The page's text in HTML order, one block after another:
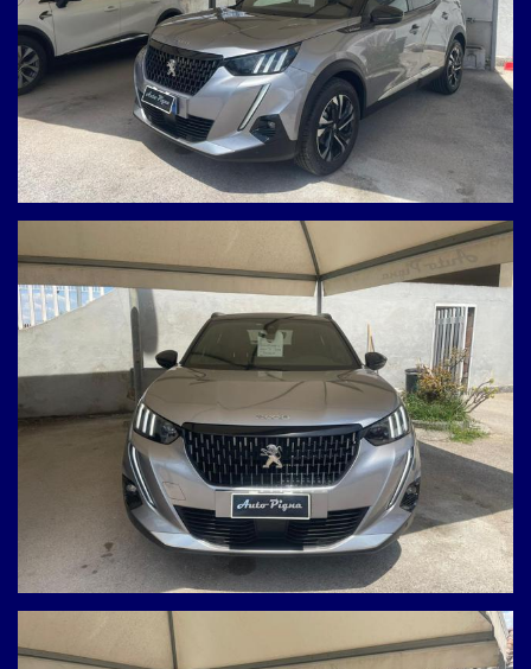
Telecamera posteriore
Luci d'ambiente
Veglia I-COCKPIT 3D
Fari FULL LED + luci diurne LED
Cerchi in lega
Alzacristalli elettrici anteriori e posteriori
Revisione valida fino a 02/2028
12 mesi di garanzia inclusi
Auto pronta all’uso – nessun lavoro da fare!
Visibile presso la nostra sede – possibilità di prova su strada
immediata
Uscita Asse Mediano Giugliano–Parete–Villaricca
Via Prolungamento Pigna, 14 – Giugliano in Campania (NA)
Antonio: 3939086937
Ufficio: 0818945051
Valutiamo il tuo usato e offriamo finanziamenti su misura!